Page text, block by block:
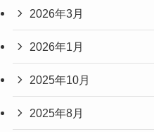
2026年3月
2026年1月
2025年10月
2025年8月